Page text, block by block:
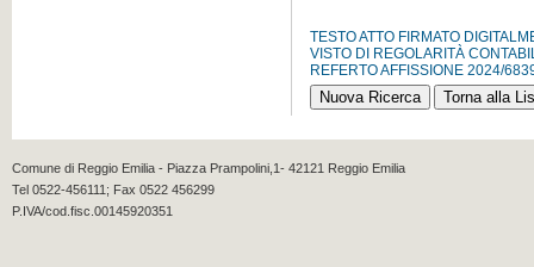
TESTO ATTO FIRMATO
VISTO DI REGOLARITÀ
REFERTO AFFISSIONE 2024/
Comune di Reggio Emilia - Piazza Prampolini,1- 42121 Reggio Emilia
Tel 0522-456111; Fax 0522 456299
P.IVA/cod.fisc.00145920351